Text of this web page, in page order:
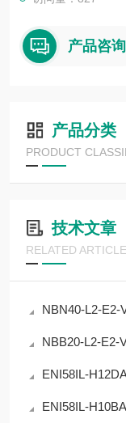
产品咨询
产品分类
PRODUCT
技术文章
RELATED
NBN40-L2-E2-
NBB20-L2-E2-
ENI58IL-
ENI58IL-